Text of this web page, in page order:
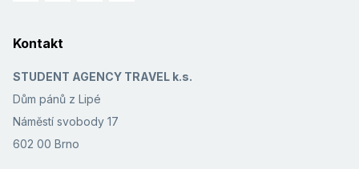
Kontakt
STUDENT AGENCY TRAVEL k.s.
Dům pánů z Lipé
Náměstí svobody 17
602 00 Brno